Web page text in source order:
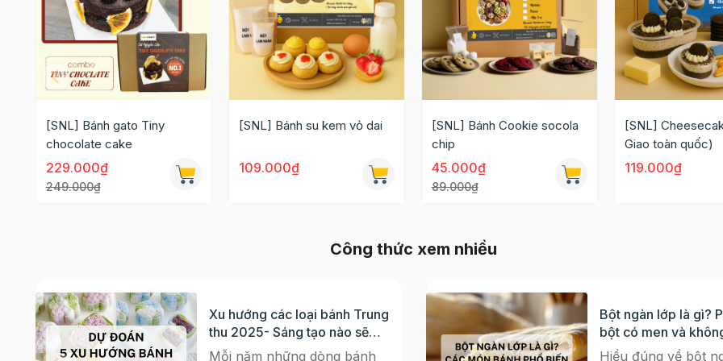
[SNL] Bánh gato Tiny
chocolate cake
229.000₫
249.000₫
[SNL] Bánh su kem vỏ dai
109.000₫
[SNL] Bánh Cookie socola
chip
45.000₫
89.000₫
[SNL]
Giao toàn quốc)
119.000₫
Công thức xem nhiều
Xu hướng các loại bánh Trung
thu 2025- Sáng tạo nào sẽ
bùng nổ?
Mỗi năm những dòng bánh
Bột ngàn lớp là gì?
bột có men và
dụng phổ biến
Hiểu đúng về bột